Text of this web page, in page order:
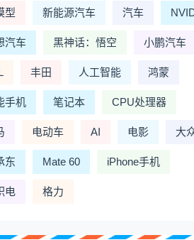
型 新能源汽车 汽车
汽车 黑神话：悟空 小鹏汽车
丰田 人工智能 鸿蒙
手机 笔记本 CPU处理器
电动车 AI 电影 大
东 Mate 60 iPhone手机
电 格力